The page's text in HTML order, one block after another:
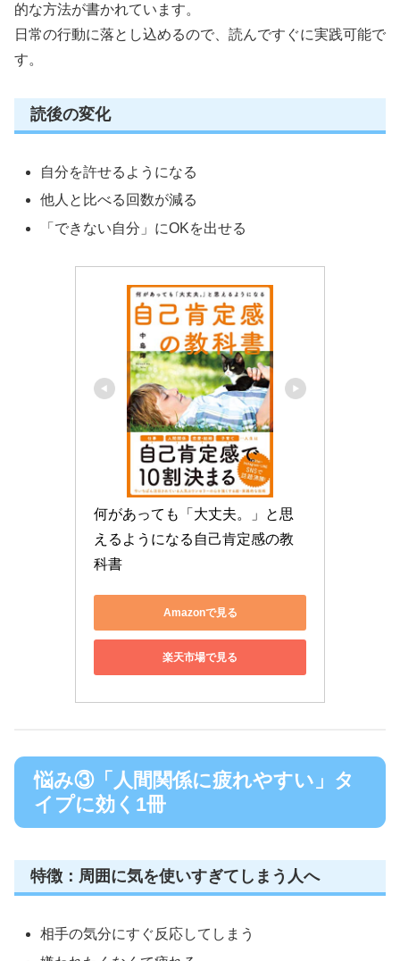
的な方法が書かれています。
日常の行動に落とし込めるので、読んですぐに実践可能で
す。
読後の変化
自分を許せるようになる
他人と比べる回数が減る
「できない自分」にOKを出せる
何があっても「大丈夫。」と思
えるようになる自己肯定感の教
科書
Amazonで見る
楽天市場で見る
悩み③「人間関係に疲れやすい」タ
イプに効く1冊
特徴：周囲に気を使いすぎてしまう人へ
相手の気分にすぐ反応してしまう